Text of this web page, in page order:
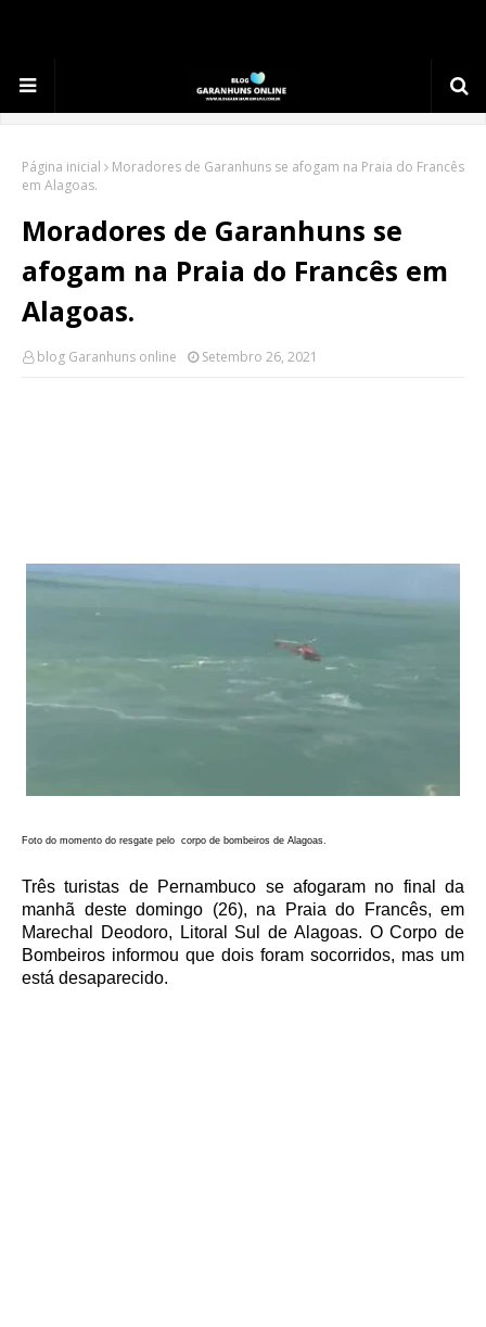
Página inicial
Moradores de Garanhuns se afogam na Praia do Francês
em Alagoas.
Moradores de Garanhuns se
afogam na Praia do Francês em
Alagoas.
blog Garanhuns online Setembro 26, 2021
Foto do momento do resgate pelo corpo de bombeiros de Alagoas.
Três turistas de Pernambuco se afogaram no final da
manhã deste domingo (26), na Praia do Francês, em
Marechal Deodoro, Litoral Sul de Alagoas. O Corpo de
Bombeiros informou que dois foram socorridos, mas um
está desaparecido.